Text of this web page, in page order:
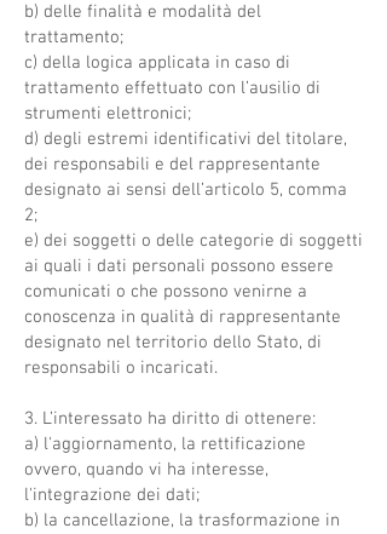
b) delle finalità e modalità del
trattamento;
c) della logica applicata in caso di
trattamento effettuato con l’ausilio di
strumenti elettronici;
d) degli estremi identificativi del titolare,
dei responsabili e del rappresentante
designato ai sensi dell’articolo 5, comma
2;
e) dei soggetti o delle categorie di soggetti
ai quali i dati personali possono essere
comunicati o che possono venirne a
conoscenza in qualità di rappresentante
designato nel territorio dello Stato, di
responsabili o incaricati.
3. L’interessato ha diritto di ottenere:
a) l'aggiornamento, la rettificazione
ovvero, quando vi ha interesse,
l'integrazione dei dati;
b) la cancellazione, la trasformazione in